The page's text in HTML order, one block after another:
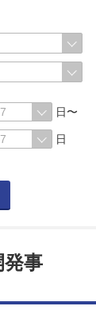
日〜
日
発事